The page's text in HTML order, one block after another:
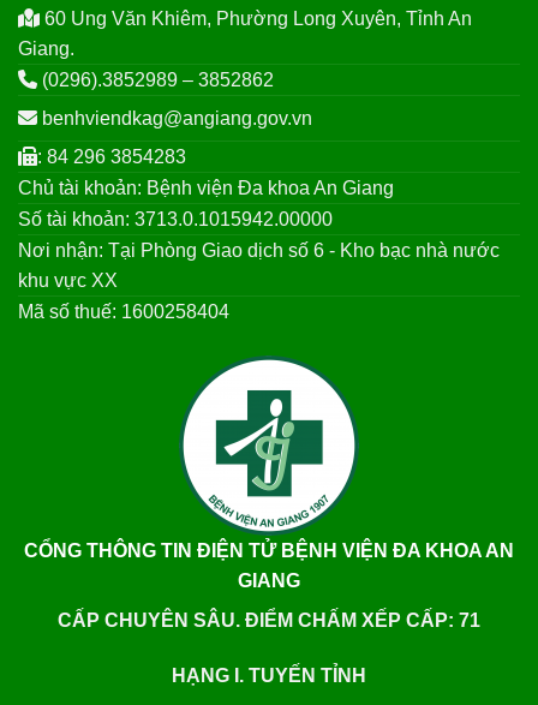
60 Ung Văn Khiêm, Phường Long Xuyên, Tỉnh An
Giang.
(0296).3852989 – 3852862
benhviendkag@angiang.gov.vn
: 84 296 3854283
Chủ tài khoản: Bệnh viện Đa khoa An Giang
Số tài khoản: 3713.0.1015942.00000
Nơi nhận: Tại Phòng Giao dịch số 6 - Kho bạc nhà nước
khu vực XX
Mã số thuế: 1600258404
CỔNG THÔNG TIN ĐIỆN TỬ BỆNH VIỆN ĐA KHOA AN
GIANG
CẤP CHUYÊN SÂU. ĐIỂM CHẤM XẾP CẤP: 71
HẠNG I. TUYẾN TỈNH